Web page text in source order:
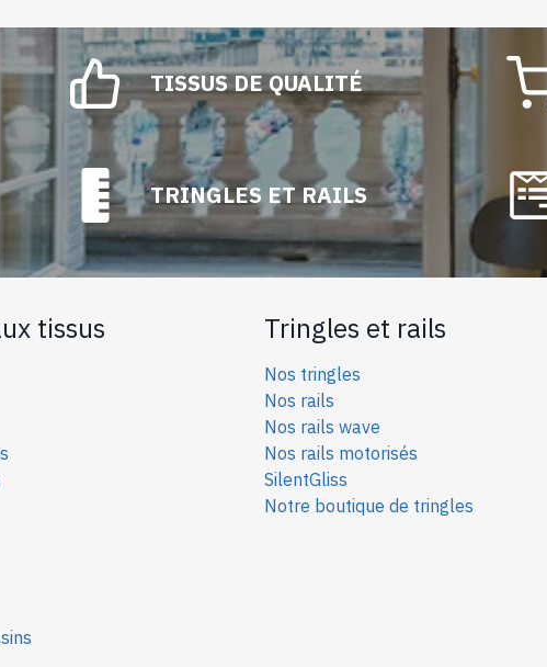
TISSUS DE QUALITÉ
TRINGLES ET RAILS
tissus Tringles et rails
Nos tringles
Nos rails
Nos rails wave
Nos rails motorisés
SilentGliss
Notre boutique de tringles